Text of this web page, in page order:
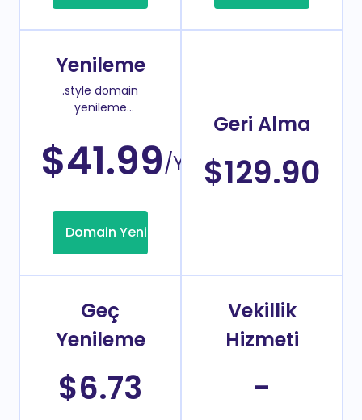
Yenileme
.style domain
yenileme
$41.99/Yıl
Domain Yenileme
Geri Alma
$129.90
Geç
Yenileme
$6.73
Vekillik
Hizmeti
-